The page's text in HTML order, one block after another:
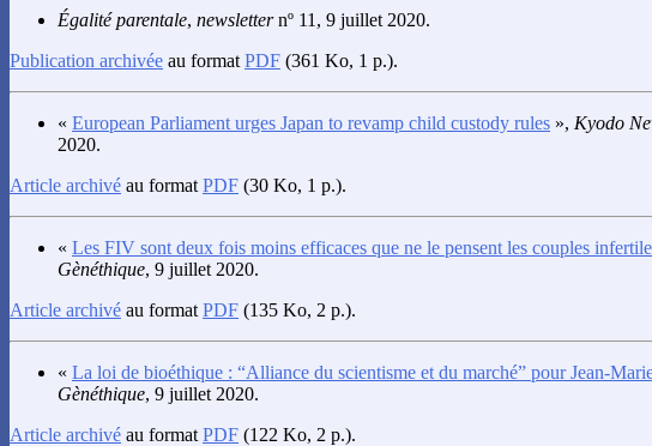
Égalité parentale, newsletternº 11, 9 juillet 2020.
Publication archivée au format PDF (361 Ko, 1 p.).
« European Parliament urges Japan to revamp child custody rules », Kyodo
2020.
Article archivé au format PDF (30 Ko, 1 p.).
« Les FIV sont deux fois moins efficaces que ne le pensent les couples
Gènéthique, 9 juillet 2020.
Article archivé au format PDF (135 Ko, 2 p.).
« La loi de bioéthique : “Alliance du scientisme et du marché” pour Jean-
Gènéthique, 9 juillet 2020.
Article archivé au format PDF (122 Ko, 2 p.).